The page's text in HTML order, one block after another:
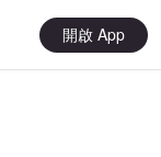
開啟 App